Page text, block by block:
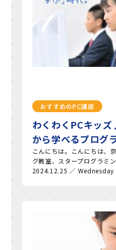
おすすめのPC講座
わくわくPCキッ
から学べるプログ
こんにちは。こんにちは、
グ教室、スタープログラミ
2024.12.25 ／ Wednesday